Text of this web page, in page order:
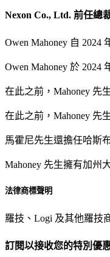
Nexon Co., Ltd. 前任總
Owen Mahoney 自 2024
Owen Mahoney 於 2024
在此之前，Mahoney 先
在此之前，Mahoney 先
馬霍尼先生還擔任哈斯
Mahoney 先生擁有加州
法律商標聲明
羅技、Logi 及其他羅技
訂閱以接收您的特別優